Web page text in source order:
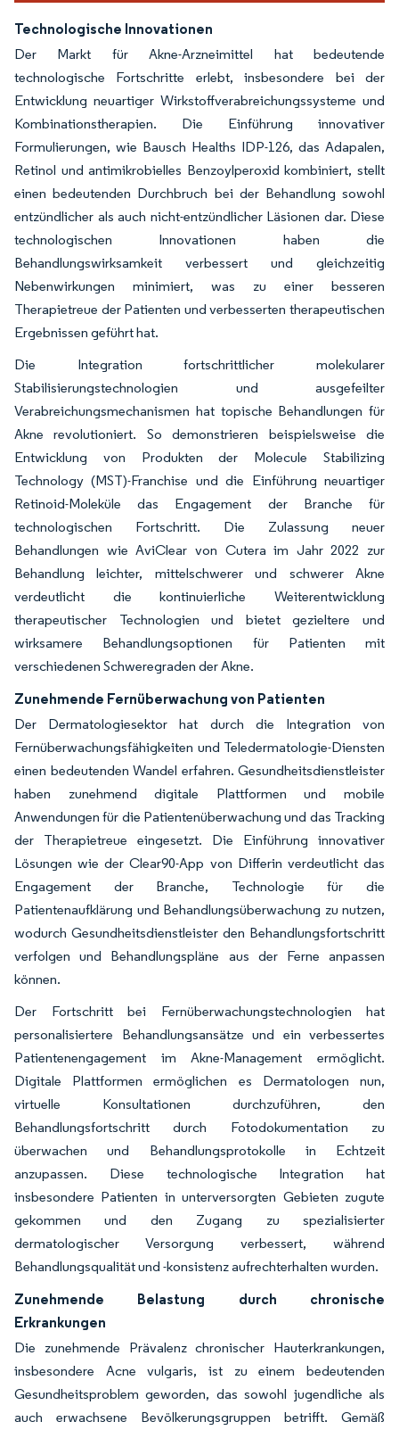
Technologische Innovationen
Der Markt für Akne-Arzneimittel hat bedeutende
technologische Fortschritte erlebt, insbesondere bei der
Entwicklung neuartiger Wirkstoffverabreichungssysteme und
Kombinationstherapien. Die Einführung innovativer
Formulierungen, wie Bausch Healths IDP-126, das Adapalen,
Retinol und antimikrobielles Benzoylperoxid kombiniert, stellt
einen bedeutenden Durchbruch bei der Behandlung sowohl
entzündlicher als auch nicht-entzündlicher Läsionen dar. Diese
technologischen Innovationen haben die
Behandlungswirksamkeit verbessert und gleichzeitig
Nebenwirkungen minimiert, was zu einer besseren
Therapietreue der Patienten und verbesserten therapeutischen
Ergebnissen geführt hat.
Die Integration fortschrittlicher molekularer
Stabilisierungstechnologien und ausgefeilter
Verabreichungsmechanismen hat topische Behandlungen für
Akne revolutioniert. So demonstrieren beispielsweise die
Entwicklung von Produkten der Molecule Stabilizing
Technology (MST)-Franchise und die Einführung neuartiger
Retinoid-Moleküle das Engagement der Branche für
technologischen Fortschritt. Die Zulassung neuer
Behandlungen wie AviClear von Cutera im Jahr 2022 zur
Behandlung leichter, mittelschwerer und schwerer Akne
verdeutlicht die kontinuierliche Weiterentwicklung
therapeutischer Technologien und bietet gezieltere und
wirksamere Behandlungsoptionen für Patienten mit
verschiedenen Schweregraden der Akne.
Zunehmende Fernüberwachung von Patienten
Der Dermatologiesektor hat durch die Integration von
Fernüberwachungsfähigkeiten und Teledermatologie-Diensten
einen bedeutenden Wandel erfahren. Gesundheitsdienstleister
haben zunehmend digitale Plattformen und mobile
Anwendungen für die Patientenüberwachung und das Tracking
der Therapietreue eingesetzt. Die Einführung innovativer
Lösungen wie der Clear90-App von Differin verdeutlicht das
Engagement der Branche, Technologie für die
Patientenaufklärung und Behandlungsüberwachung zu nutzen,
wodurch Gesundheitsdienstleister den Behandlungsfortschritt
verfolgen und Behandlungspläne aus der Ferne anpassen
können.
Der Fortschritt bei Fernüberwachungstechnologien hat
personalisiertere Behandlungsansätze und ein verbessertes
Patientenengagement im Akne-Management ermöglicht.
Digitale Plattformen ermöglichen es Dermatologen nun,
virtuelle Konsultationen durchzuführen, den
Behandlungsfortschritt durch Fotodokumentation zu
überwachen und Behandlungsprotokolle in Echtzeit
anzupassen. Diese technologische Integration hat
insbesondere Patienten in unterversorgten Gebieten zugute
gekommen und den Zugang zu spezialisierter
dermatologischer Versorgung verbessert, während
Behandlungsqualität und -konsistenz aufrechterhalten wurden.
Zunehmende Belastung durch chronische
Erkrankungen
Die zunehmende Prävalenz chronischer Hauterkrankungen,
insbesondere Acne vulgaris, ist zu einem bedeutenden
Gesundheitsproblem geworden, das sowohl jugendliche als
auch erwachsene Bevölkerungsgruppen betrifft. Gemäß